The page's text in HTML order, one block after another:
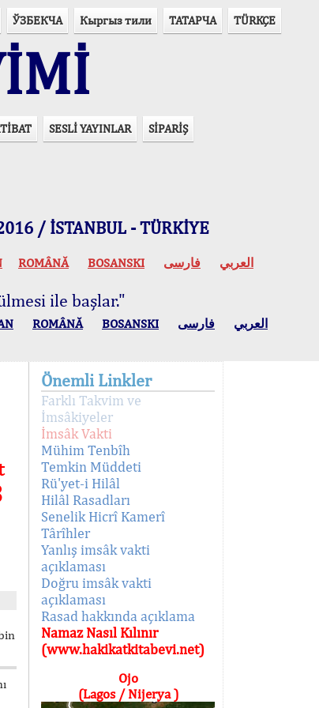
ЎЗБЕКЧА Кыргыз тили ТАТАРЧА TÜRKÇE
SESLİ YAYINLAR SİPARİŞ
/ İSTANBUL - TÜRKİYE
ROMÂNĂ BOSANSKI العربي فارسی
ile başlar."
ROMÂNĂ BOSANSKI العربي فارسی
Önemli Linkler
Farklı Takvim ve
İmsâkiyeler
İmsâk Vakti
Mühim Tenbîh
Temkin Müddeti
Rü'yet-i Hilâl
Hilâl Rasadları
Senelik Hicrî Kamerî
Târîhler
Yanlış imsâk vakti
açıklaması
Doğru imsâk vakti
açıklaması
Rasad hakkında açıklama
Namaz Nasıl Kılınır
(www.hakikatkitabevi.net)
Ojo
(Lagos / Nijerya )